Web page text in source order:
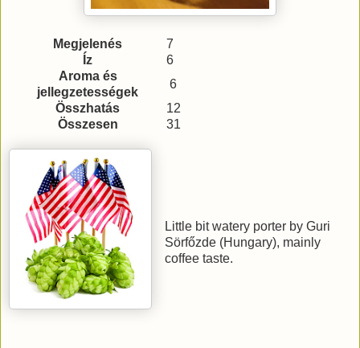
Megjelenés
7
Íz
6
Aroma és
jellegzetességek
6
Összhatás
12
Összesen
31
Little bit watery porter by Guri
Sörfőzde (Hungary), mainly
coffee taste.